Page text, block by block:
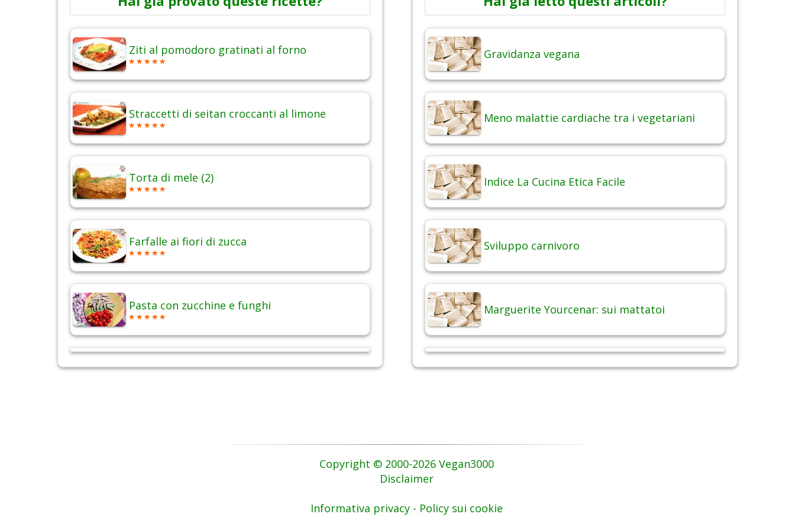
Ziti al pomodoro gratinati al forno
Straccetti di seitan croccanti al limone
Torta di mele (2)
Farfalle ai fiori di zucca
Pasta con zucchine e funghi
Gravidanza vegana
Meno malattie cardiache tra i vegetariani
Indice La Cucina Etica Facile
Sviluppo carnivoro
Marguerite Yourcenar: sui mattatoi
Copyright © 2000-2026 Vegan3000
Disclaimer
Informativa privacy - Policy sui cookie